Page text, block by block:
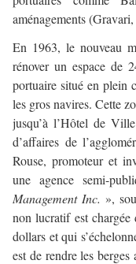
aménagements
En 1963, le nouveau
rénover un espace de
portuaire situé en plein
les gros navires. Cette
jusqu’à l’Hôtel de
d’affaires de
Rouse, promoteur et
une agence semi-
Management Inc. »,
non lucratif est
dollars et qui
est de rendre les